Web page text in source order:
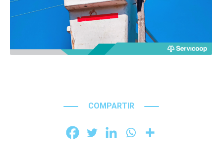
COMPARTIR